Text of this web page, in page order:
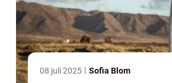
08 juli 2025 Sofia Blom